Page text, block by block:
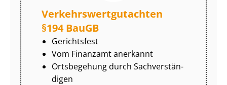
Ver­kehrs­wert­gut­ach­ten
§194 BauGB
Gerichtsfest
Vom Finanzamt anerkannt
Ortsbegehung durch Sach­ver­stän­
di­gen